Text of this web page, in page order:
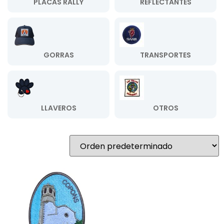
PLACAS RALLY REFLECTANTES
GORRAS TRANSPORTES
LLAVEROS OTROS